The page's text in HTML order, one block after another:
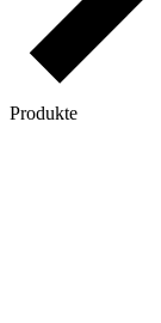
Produkte